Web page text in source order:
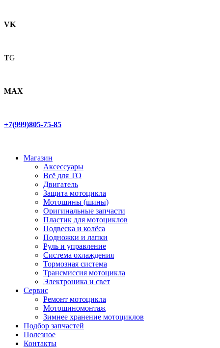
VK
TG
MAX
+7(999)805-75-85
Магазин
Аксессуары
Всё для ТО
Двигатель
Защита мотоцикла
Мотошины (шины)
Оригинальные запчасти
Пластик для мотоциклов
Подвеска и колёса
Подножки и лапки
Руль и управление
Система охлаждения
Тормозная система
Трансмиссия мотоцикла
Электроника и свет
Сервис
Ремонт мотоцикла
Мотошиномонтаж
Зимнее хранение мотоциклов
Подбор запчастей
Полезное
Контакты